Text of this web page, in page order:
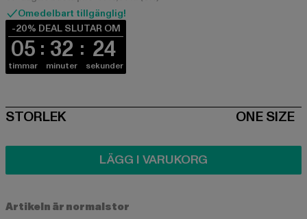
Omedelbart tillgänglig!
-20% DEAL SLUTAR OM
05
timmar
32
minuter
24
sekunder
SIZE
STORLEK ONE SIZE
LÄGG I VARUKORG
Artikeln är normalstor